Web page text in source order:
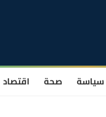
سياسة صحة اقتصاد